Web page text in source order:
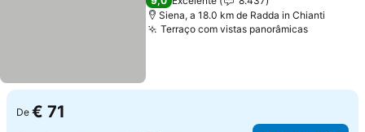
Siena, a 18.0 km de Radda in Chianti
Terraço com vistas panorâmicas
De € 71